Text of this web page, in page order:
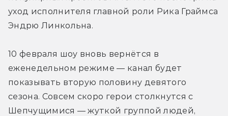
уход исполнителя главной роли Рика Граймса
Эндрю Линкольна.
10 февраля шоу вновь вернётся в
еженедельном режиме — канал будет
показывать вторую половину девятого
сезона. Совсем скоро герои столкнутся с
Шепчущимися — жуткой группой людей,